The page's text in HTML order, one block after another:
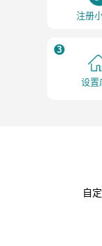
注册
3
设置
自